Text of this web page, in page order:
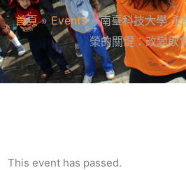
首頁»Events»南臺科技大學 永
榮的關鍵：改變飲
This event has passed.